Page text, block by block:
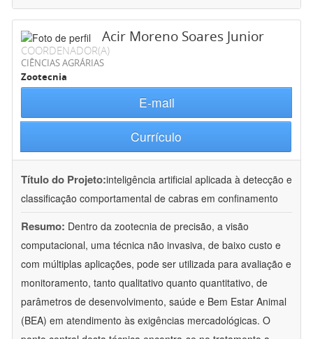
Acir Moreno Soares Junior
COORDENADOR(A)
CIÊNCIAS AGRÁRIAS
Zootecnia
E-mail
Currículo
Título do Projeto:inteligência artificial aplicada à detecção e
classificação comportamental de cabras em confinamento
Resumo: Dentro da zootecnia de precisão, a visão
computacional, uma técnica não invasiva, de baixo custo e
com múltiplas aplicações, pode ser utilizada para avaliação e
monitoramento, tanto qualitativo quanto quantitativo, de
parâmetros de desenvolvimento, saúde e Bem Estar Animal
(BEA) em atendimento às exigências mercadológicas. O